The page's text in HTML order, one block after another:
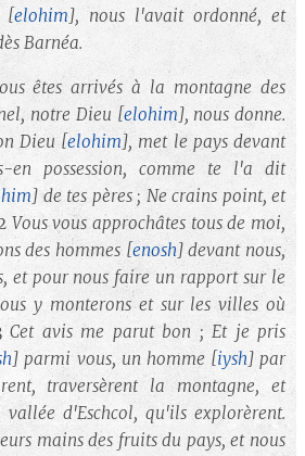
[elohim], nous l'avait ordonné, et
Barnéa.
êtes arrivés à la montagne des
notre Dieu [elohim], nous donne.
Dieu [elohim], met le pays devant
en possession, comme te l'a dit
]de tes pères ; Ne crains point, et
Vous vous approchâtes tous de moi,
des hommes [enosh]devant nous,
et pour nous faire un rapport sur le
y monterons et sur les villes où
Cet avis me parut bon ; Et je pris
] parmi vous, un homme [iysh] par
traversèrent la montagne, et
d'Eschcol, qu'ils explorèrent.
mains des fruits du pays, et nous